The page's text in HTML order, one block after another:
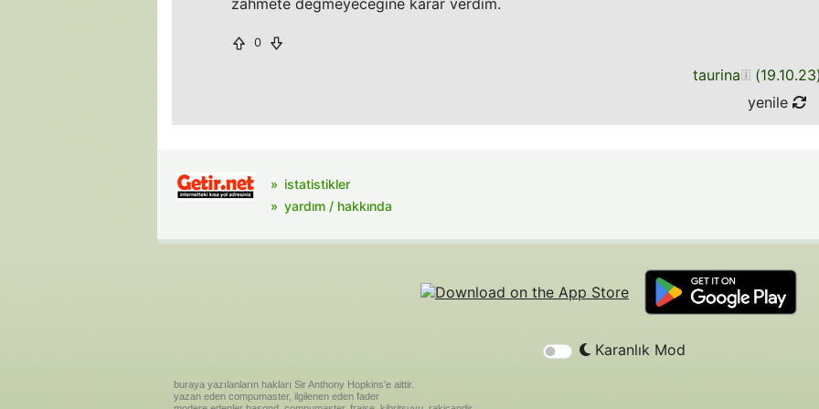
zahmete degmeyecegine karar verdim.
0
taurina (19.10.23
yenile
istatistikler
yardım / hakkında
Karanlık Mod
buraya yazılanların hakları Sir Anthony Hopkins'e aittir.
yazan eden compumaster, ilgilenen eden fader